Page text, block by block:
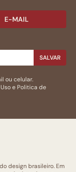
E-MAIL
SALVAR
ou celular.
e Politica de
design brasileiro. Em